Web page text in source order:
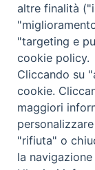
Diocesi di Caltagirone
Piazza San Francesco
altre finalità
"targeting e
cookie policy.
Cliccando su
cookie.
maggiori
"rifiuta" o
la